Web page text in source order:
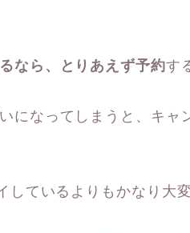
なら、とりあえず予約す
になってしまうと、キャ
しているよりもかなり大